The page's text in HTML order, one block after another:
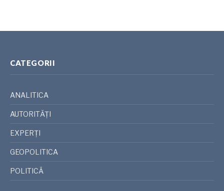
CATEGORII
ANALITICA
AUTORITĂȚI
EXPERȚI
GEOPOLITICA
POLITICĂ